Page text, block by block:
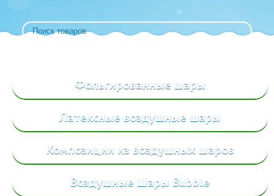
Фольгированные шары
Латексные воздушные шары
Композиции из воздушных шаров
Воздушные Шары Bubble